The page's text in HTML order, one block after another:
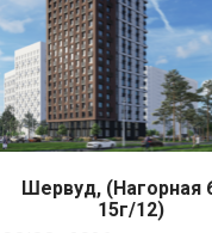
Шервуд, (Нагорная
15г/12)